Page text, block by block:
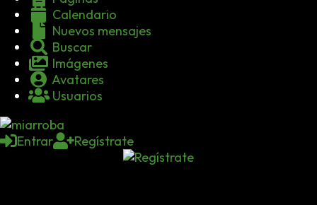
Calendario
Nuevos mensajes
Buscar
Imágenes
Avatares
Usuarios
Entrar Regístrate